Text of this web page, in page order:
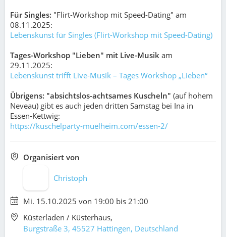
Für Singles: "Flirt-Workshop mit Speed-Dating" am
08.11.2025:
Lebenskunst für Singles (Flirt-Workshop mit Speed-Dating)
Tages-Workshop "Lieben" mit Live-Musik am
29.11.2025:
Lebenskunst trifft Live-Musik – Tages Workshop „Lieben“
Übrigens: "absichtslos-achtsames Kuscheln" (auf hohem
Neveau) gibt es auch jeden dritten Samstag bei Ina in
Essen-Kettwig:
https://kuschelparty-muelheim.com/essen-2/
Organisiert von
Christoph
Mi. 15.10.2025 von 19:00 bis 21:00
Küsterladen / Küsterhaus,
Burgstraße 3, 45527 Hattingen, Deutschland